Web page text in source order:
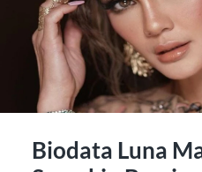
Biodata Luna